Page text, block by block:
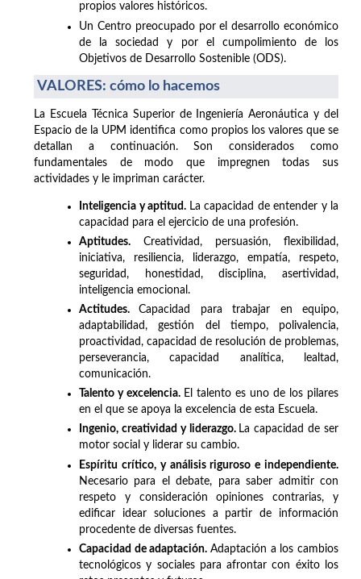
propios valores históricos.
Un Centro preocupado por el desarrollo económico
de la sociedad y por el cumpolimiento de los
Objetivos de Desarrollo Sostenible (ODS).
VALORES: cómo lo hacemos
La Escuela Técnica Superior de Ingeniería Aeronáutica y del
Espacio de la UPM identifica como propios los valores que se
detallan a continuación. Son considerados como
fundamentales de modo que impregnen todas sus
actividades y le impriman carácter.
Inteligencia y aptitud. La capacidad de entender y la
capacidad para el ejercicio de una profesión.
Aptitudes. Creatividad, persuasión, flexibilidad,
iniciativa, resiliencia, liderazgo, empatía, respeto,
seguridad, honestidad, disciplina, asertividad,
inteligencia emocional.
Actitudes.Capacidad para trabajar en equipo,
adaptabilidad, gestión del tiempo, polivalencia,
proactividad, capacidad de resolución de problemas,
perseverancia, capacidad analítica, lealtad,
comunicación.
Talento y excelencia. El talento es uno de los pilares
en el que se apoya la excelencia de esta Escuela.
Ingenio, creatividad y liderazgo. La capacidad de ser
motor social y liderar su cambio.
Espíritu crítico, y análisis riguroso e independiente.
Necesario para el debate, para saber admitir con
respeto y consideración opiniones contrarias, y
edificar idear soluciones a partir de información
procedente de diversas fuentes.
Capacidad de adaptación. Adaptación a los cambios
tecnológicos y sociales para afrontar con éxito los